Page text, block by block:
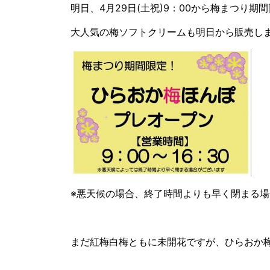
明日、4月29日(土祝)9：00から梅まつり期
大人気の梅ソフトクリームも明日から販売し
※悪天候の場合、終了時間よりも早く閉まる
まだ紅梅白梅ともに未開花ですが、ひらお